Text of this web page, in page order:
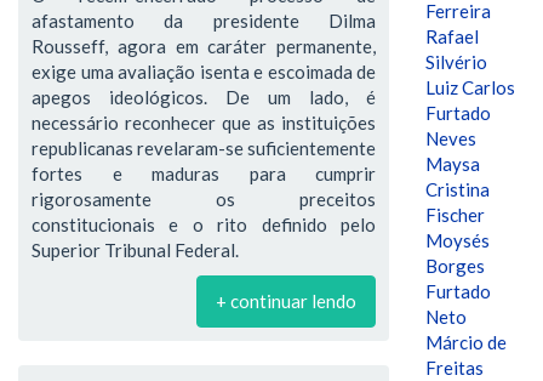
afastamento da presidente Dilma
Rousseff, agora em caráter permanente,
exige uma avaliação isenta e escoimada de
apegos ideológicos. De um lado, é
necessário reconhecer que as instituições
republicanas revelaram-se suficientemente
fortes e maduras para cumprir
rigorosamente os preceitos
constitucionais e o rito definido pelo
Superior Tribunal Federal.
+ continuar lendo
Ferreira
Rafael
Silvério
Luiz Carlos
Furtado
Neves
Maysa
Cristina
Fischer
Moysés
Borges
Furtado
Neto
Márcio de
Freitas